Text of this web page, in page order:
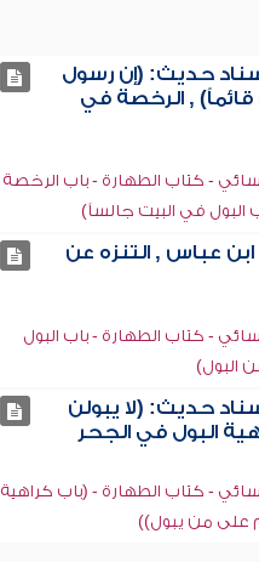
حديث: (إن رسول
, الرخصة في
- كتاب الطهارة - باب الرخصة
البول في البيت جالساً)
عباس , التنزه عن
- كتاب الطهارة - باب البول
البول)
حديث: (لا يبولن
البول في الجحر
- كتاب الطهارة - (باب كراهية
على من يبول))